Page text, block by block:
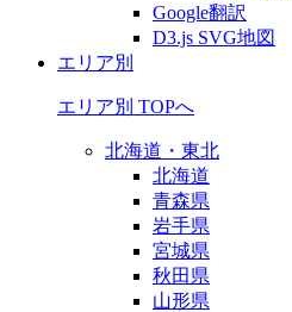
Google翻訳
D3.js SVG地図
エリア別
エリア別 TOPへ
北海道・東北
北海道
青森県
岩手県
宮城県
秋田県
山形県